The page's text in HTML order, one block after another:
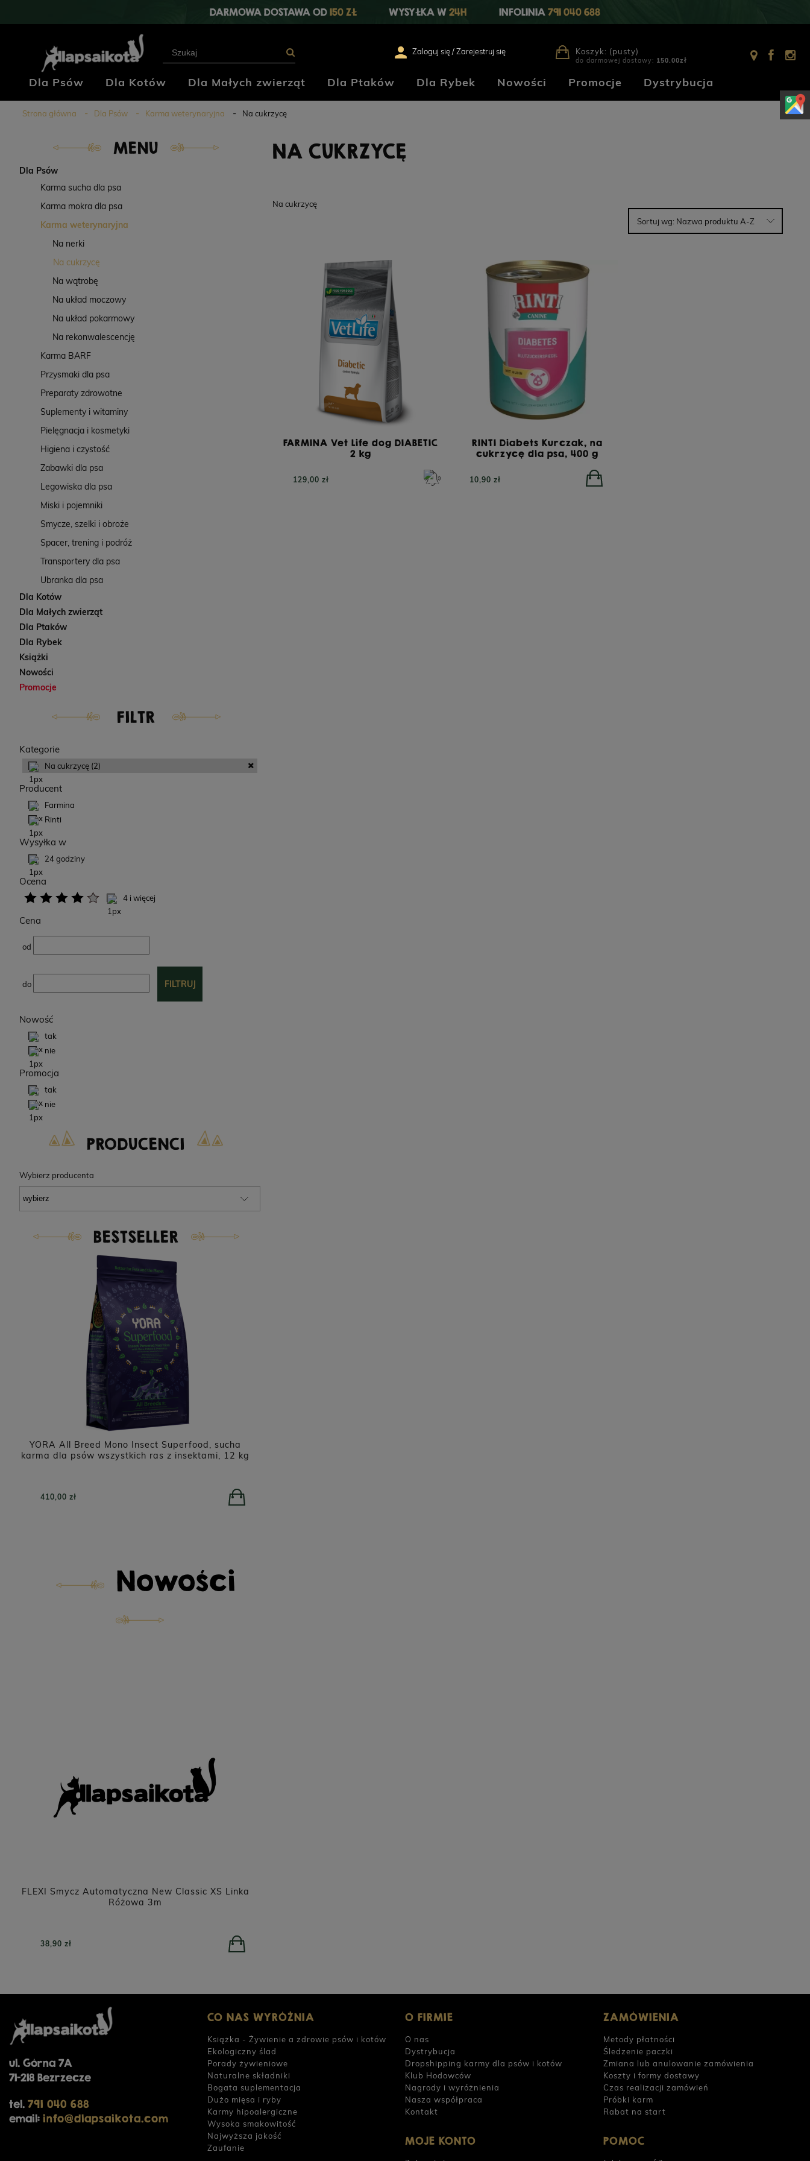
DARMOWA DOSTAWA OD 150 ZŁ WYSYŁKA W 24H INFOLINIA 791 040 688
Zaloguj się / Zarejestruj się Koszyk: (pusty)
do darmowej dostawy: 150.00zł
Dla Psów Dla Kotów Dla Małych zwierząt Dla Ptaków Dla Rybek Nowości Promocje
Dystrybucja
Klub Hodowców
Blog Kontakt
Strona główna Dla Psów Karma weterynaryjna Na cukrzycę
MENU
Dla Psów
Karma sucha dla psa
Karma mokra dla psa
Karma weterynaryjna
Na nerki
Na cukrzycę
Na wątrobę
Na układ moczowy
Na układ pokarmowy
Na rekonwalescencję
Karma BARF
Przysmaki dla psa
Preparaty zdrowotne
Suplementy i witaminy
Pielęgnacja i kosmetyki
Higiena i czystość
Zabawki dla psa
Legowiska dla psa
Miski i pojemniki
Smycze, szelki i obroże
Spacer, trening i podróż
Transportery dla psa
Ubranka dla psa
Dla Kotów
Dla Małych zwierząt
Dla Ptaków
Dla Rybek
Książki
Nowości
Promocje
FILTR
Kategorie
Na cukrzycę (2)
Producent
Farmina
Rinti
Wysyłka w
24 godziny
Ocena
4 i więcej
Cena
od
do FILTRUJ
Nowość
tak
nie
Promocja
tak
nie
PRODUCENCI
Wybierz producenta
BESTSELLER
YORA All Breed Mono Insect Superfood, sucha
karma dla psów wszystkich ras z insektami, 12 kg
410,00 zł
Nowości
FLEXI Smycz Automatyczna New Classic XS Linka
Różowa 3m
38,90 zł
NA CUKRZYCĘ
Na cukrzycę
Sortuj wg: Nazwa produktu A-Z
FARMINA Vet Life dog DIABETIC
2 kg
129,00 zł
RINTI Diabets Kurczak, na
cukrzycę dla psa, 400 g
10,90 zł
ul. Górna 7A
71-218 Bezrzecze
tel. 791 040 688
email: info@dlapsaikota.com
CO NAS WYRÓŻNIA
Książka - Żywienie a zdrowie psów i kotów
Ekologiczny ślad
Porady żywieniowe
Naturalne składniki
Bogata suplementacja
Dużo mięsa i ryby
Karmy hipoalergiczne
Wysoka smakowitość
Najwyższa jakość
Zaufanie
O FIRMIE
O nas
Dystrybucja
Dropshipping karmy dla psów i kotów
Klub Hodowców
Nagrody i wyróżnienia
Nasza współpraca
Kontakt
ZAMÓWIENIA
Metody płatności
Śledzenie paczki
Zmiana lub anulowanie zamówienia
Koszty i formy dostawy
Czas realizacji zamówień
Próbki karm
Rabat na start
MOJE KONTO POMOC